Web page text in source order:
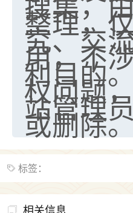
整理，
究、交
用，不
利目的
权问题
站管理
或删除。
标签：
相关信息